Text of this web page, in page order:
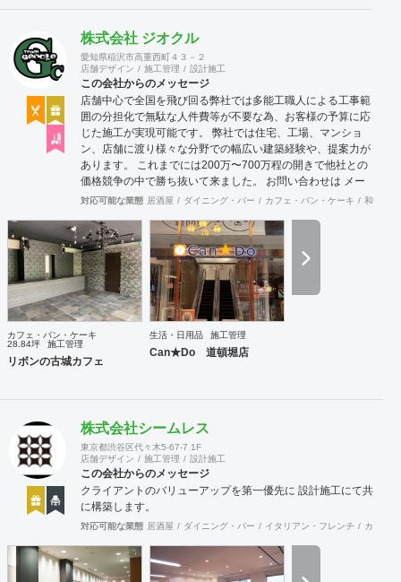
ら施工までがスムーズに進行します。 どうぞよろしくお
願いいたします。
株式会社 ジオクル
愛知県稲沢市高重西町４３－２
店舗デザイン
施工管理 設計施工
この会社からのメッセージ
店舗中心で全国を飛び回る弊社では多能工職人による工事範
囲の分担化で無駄な人件費等が不要な為、お客様の予算に応
じた施工が実現可能です。 弊社では住宅、工場、マンショ
ン、店舗に渡り様々な分野での幅広い建築経験や、提案力が
あります。 これまでには200万〜700万程の開きで他社との
価格競争の中で勝ち抜いて来ました。 お問い合わせは メー
ル（tenperhide31@icloud.com）からも承ります。 その他：
対応可能な業態 居酒屋 ダイニング・バー カフェ・パン・ケーキ 和食・
カフェ・パン・ケーキ
28.84坪
施工管理
リボンの古城カフェ
生活・日用品 施工管理
Can★Do 道頓堀店
株式会社シームレス
東京都渋谷区代々木5-67-7 1F
店舗デザイン
施工管理 設計施工
この会社からのメッセージ
クライアントのバリューアップを第一優先に 設計施工にて共
に構築します。
対応可能な業態 居酒屋 ダイニング・バー イタリアン・フレンチ カフェ